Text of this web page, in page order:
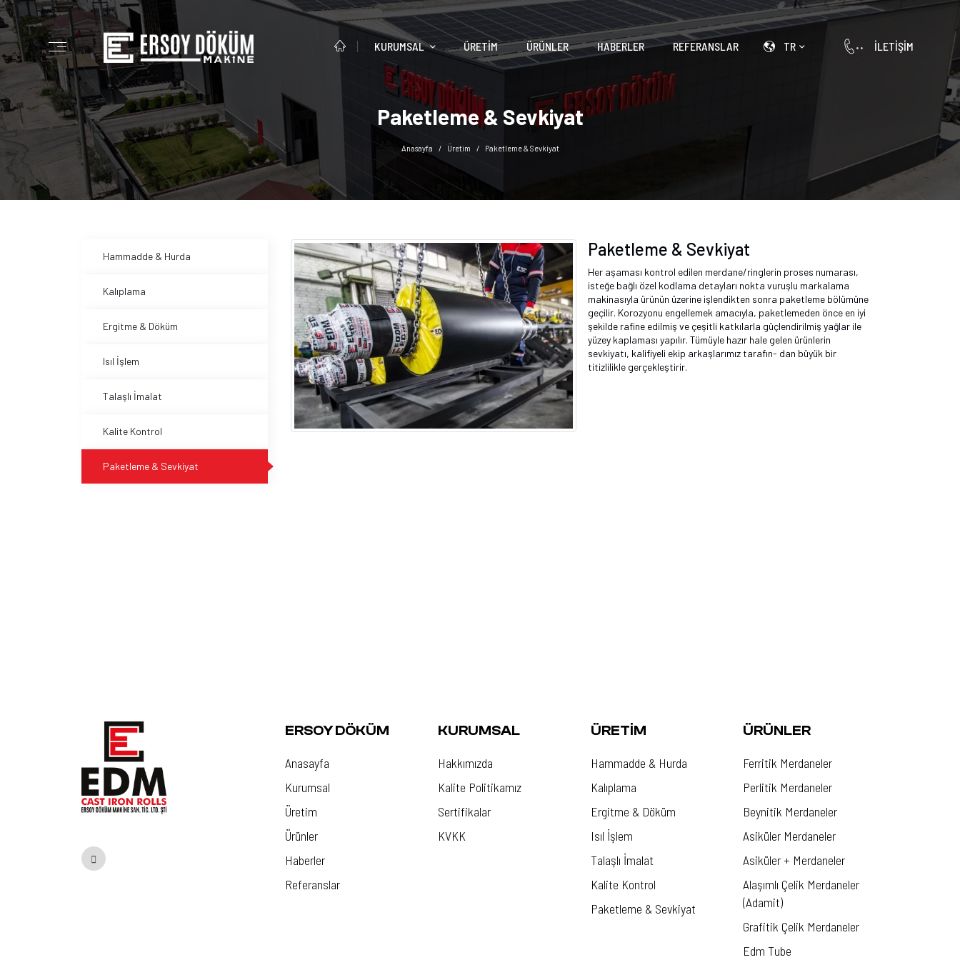
KURUMSAL ÜRETIM ÜRÜNLER HABERLER REFERANSLAR TR İLETIŞIM
Paketleme & Sevkiyat
Anasayfa Üretim Paketleme & Sevkiyat
Hammadde & Hurda
Kalıplama
Ergitme & Döküm
Isıl İşlem
Talaşlı İmalat
Kalite Kontrol
Paketleme & Sevkiyat
Paketleme & Sevkiyat
Her aşaması kontrol edilen merdane/ringlerin proses numarası,
isteğe bağlı özel kodlama detayları nokta vuruşlu markalama
makinasıyla ürünün üzerine işlendikten sonra paketleme bölümüne
geçilir. Korozyonu engellemek amacıyla, paketlemeden önce en iyi
şekilde rafine edilmiş ve çeşitli katkılarla güçlendirilmiş yağlar ile
yüzey kaplaması yapılır. Tümüyle hazır hale gelen ürünlerin
sevkiyatı, kalifiyeli ekip arkaşlarımız tarafın- dan büyük bir
titizlilikle gerçekleştirir.
ERSOY DÖKÜM
Anasayfa
Kurumsal
Üretim
Ürünler
Haberler
Referanslar
KURUMSAL
Hakkımızda
Kalite Politikamız
Sertifikalar
KVKK
ÜRETIM
Hammadde & Hurda
Kalıplama
Ergitme & Döküm
Isıl İşlem
Talaşlı İmalat
Kalite Kontrol
Paketleme & Sevkiyat
ÜRÜNLER
Ferritik Merdaneler
Perlitik Merdaneler
Beynitik Merdaneler
Asiküler Merdaneler
Asiküler + Merdaneler
Alaşımlı Çelik Merdaneler
(Adamit)
Grafitik Çelik Merdaneler
Edm Tube